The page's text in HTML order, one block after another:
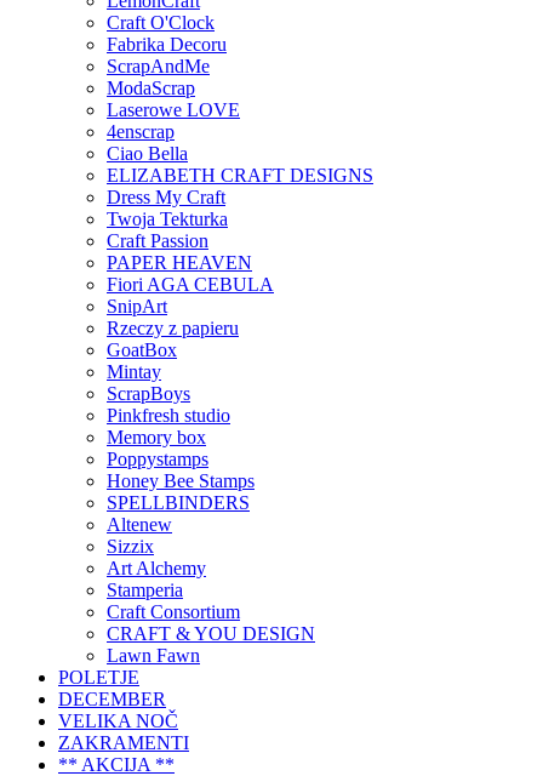
Craft O'Clock
Fabrika Decoru
ScrapAndMe
ModaScrap
Laserowe LOVE
4enscrap
Ciao Bella
ELIZABETH CRAFT DESIGNS
Dress My Craft
Twoja Tekturka
Craft Passion
PAPER HEAVEN
Fiori AGA CEBULA
SnipArt
Rzeczy z papieru
GoatBox
Mintay
ScrapBoys
Pinkfresh studio
Memory box
Poppystamps
Honey Bee Stamps
SPELLBINDERS
Altenew
Sizzix
Art Alchemy
Stamperia
Craft Consortium
CRAFT & YOU DESIGN
Lawn Fawn
POLETJE
DECEMBER
VELIKA NOČ
ZAKRAMENTI
** AKCIJA **